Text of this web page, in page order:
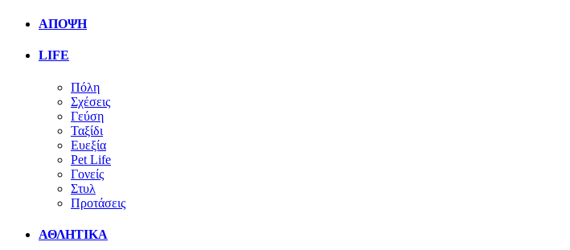
ΑΠΟΨΗ
LIFE
Πόλη
Σχέσεις
Γεύση
Ταξίδι
Ευεξία
Pet Life
Γονείς
Στυλ
Προτάσεις
ΑΘΛΗΤΙΚΑ